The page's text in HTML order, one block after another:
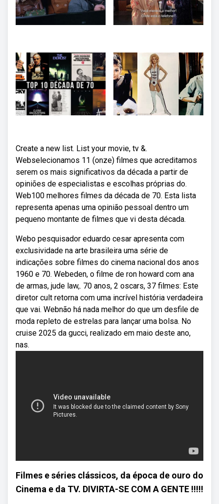
Create a new list. List your movie, tv &.
Webselecionamos 11 (onze) filmes que acreditamos
serem os mais significativos da década a partir de
opiniões de especialistas e escolhas próprias do.
Web100 melhores filmes da década de 70. Esta lista
representa apenas uma opinião pessoal dentro um
pequeno montante de filmes que vi desta década.
Webo pesquisador eduardo cesar apresenta com
exclusividade na arte brasileira uma série de
indicações sobre filmes do cinema nacional dos anos
1960 e 70. Webeden, o filme de ron howard com ana
de armas, jude law,. 70 anos, 2 oscars, 37 filmes: Este
diretor cult retorna com uma incrível história verdadeira
que vai. Webnão há nada melhor do que um desfile de
moda repleto de estrelas para lançar uma bolsa. No
cruise 2025 da gucci, realizado em maio deste ano,
nas.
Filmes e séries clássicos, da época de ouro do
Cinema e da TV. DIVIRTA-SE COM A GENTE !!!!!